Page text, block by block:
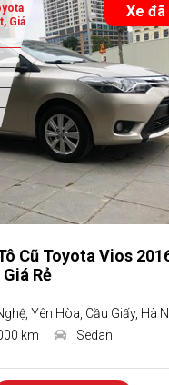
Xe đã
Giá
Cũ Toyota Vios
Rẻ
Yên Hòa, Cầu Giấy, Hà
km Sedan